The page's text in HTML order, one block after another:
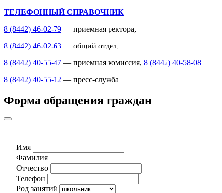
ТЕЛЕФОННЫЙ СПРАВОЧНИК
8 (8442) 46-02-79 — приемная ректора,
8 (8442) 46-02-63 — общий отдел,
8 (8442) 40-55-47 — приемная комиссия, 8 (8442) 40-58-08
8 (8442) 40-55-12 — пресс-служба
Форма обращения граждан
Имя
Фамилия
Отчество
Телефон
Род занятий